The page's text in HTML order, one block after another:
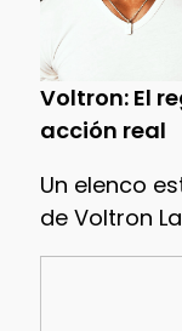
Voltron: El
acción real
Un elenco
de Voltron